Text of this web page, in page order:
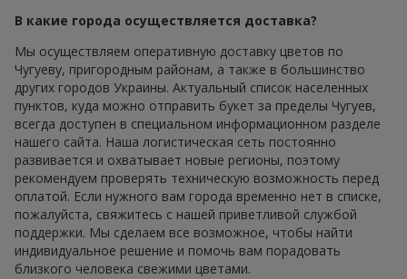
В какие города осуществляется доставка?
Мы осуществляем оперативную доставку цветов по
Чугуеву, пригородным районам, а также в большинство
других городов Украины. Актуальный список населенных
пунктов, куда можно отправить букет за пределы Чугуев,
всегда доступен в специальном информационном разделе
нашего сайта. Наша логистическая сеть постоянно
развивается и охватывает новые регионы, поэтому
рекомендуем проверять техническую возможность перед
оплатой. Если нужного вам города временно нет в списке,
пожалуйста, свяжитесь с нашей приветливой службой
поддержки. Мы сделаем все возможное, чтобы найти
индивидуальное решение и помочь вам порадовать
близкого человека свежими цветами.